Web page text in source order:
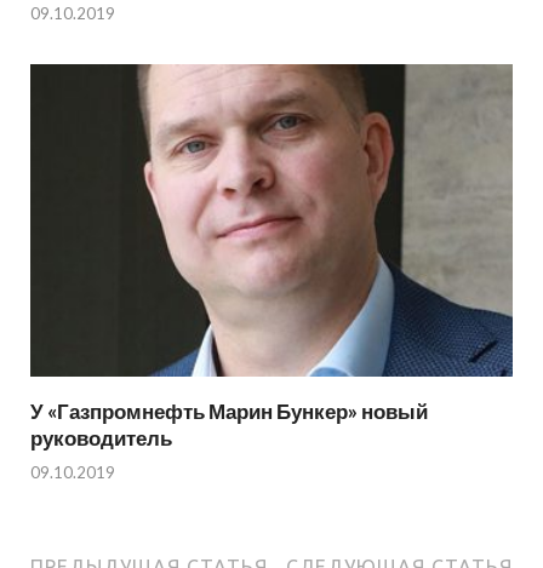
09.10.2019
У «Газпромнефть Марин Бункер» новый
руководитель
09.10.2019